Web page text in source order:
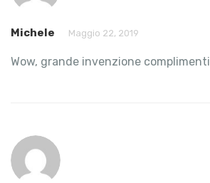
Michele Maggio 22, 2019
Wow, grande invenzione complimenti